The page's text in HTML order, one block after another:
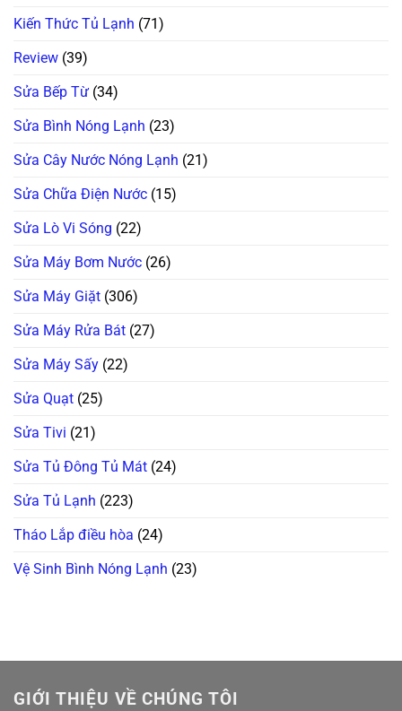
Kiến Thức Tủ Lạnh (71)
Review (39)
Sửa Bếp Từ (34)
Sửa Bình Nóng Lạnh (23)
Sửa Cây Nước Nóng Lạnh (21)
Sửa Chữa Điện Nước (15)
Sửa Lò Vi Sóng (22)
Sửa Máy Bơm Nước (26)
Sửa Máy Giặt (306)
Sửa Máy Rửa Bát (27)
Sửa Máy Sấy (22)
Sửa Quạt (25)
Sửa Tivi (21)
Sửa Tủ Đông Tủ Mát (24)
Sửa Tủ Lạnh (223)
Tháo Lắp điều hòa (24)
Vệ Sinh Bình Nóng Lạnh (23)
GIỚI THIỆU VỀ CHÚNG TÔI